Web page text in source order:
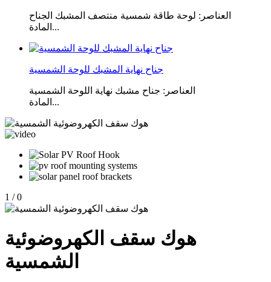
العناصر: لوحة طاقة شمسية منتصف المشبك الجناح
المادة...
جناح نهاية المشبك للوحة الشمسية
العناصر: جناح مشبك نهاية اللوحة الشمسية
المادة...
1 / 0
هوك سقف الكهروضوئية
الشمسية